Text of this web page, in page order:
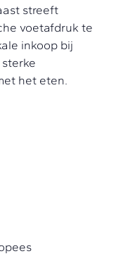
streeft
voetafdruk te
inkoop bij
het eten.